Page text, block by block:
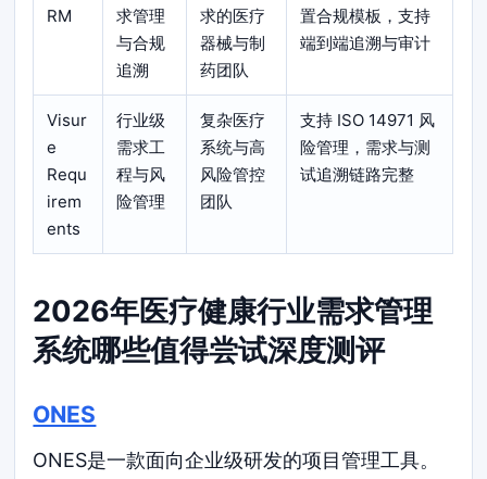
RM
求管理
与合规
追溯
求的医疗
器械与制
药团队
置合规模板，支持
端到端追溯与审计
Visur
e
Requ
irem
ents
行业级
需求工
程与风
险管理
复杂医疗
系统与高
风险管控
团队
支持 ISO 14971 风
险管理，需求与测
试追溯链路完整
2026年医疗健康行业需求管理
系统哪些值得尝试深度测评
ONES
ONES是一款面向企业级研发的项目管理工具。